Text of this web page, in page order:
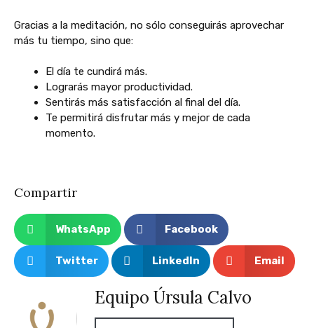
Gracias a la meditación, no sólo conseguirás aprovechar
más tu tiempo, sino que:
El día te cundirá más.
Lograrás mayor productividad.
Sentirás más satisfacción al final del día.
Te permitirá disfrutar más y mejor de cada
momento.
Compartir
WhatsApp Facebook
Twitter LinkedIn Email
Equipo Úrsula Calvo